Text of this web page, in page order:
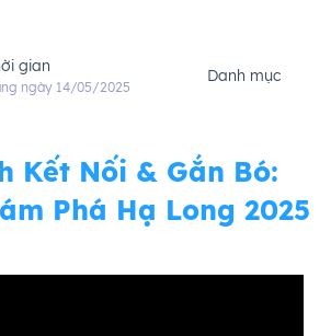
gian
ngày 14/05/2025
Danh mục
Kết Nối & Gắn Bó:
Phá Hạ Long 2025